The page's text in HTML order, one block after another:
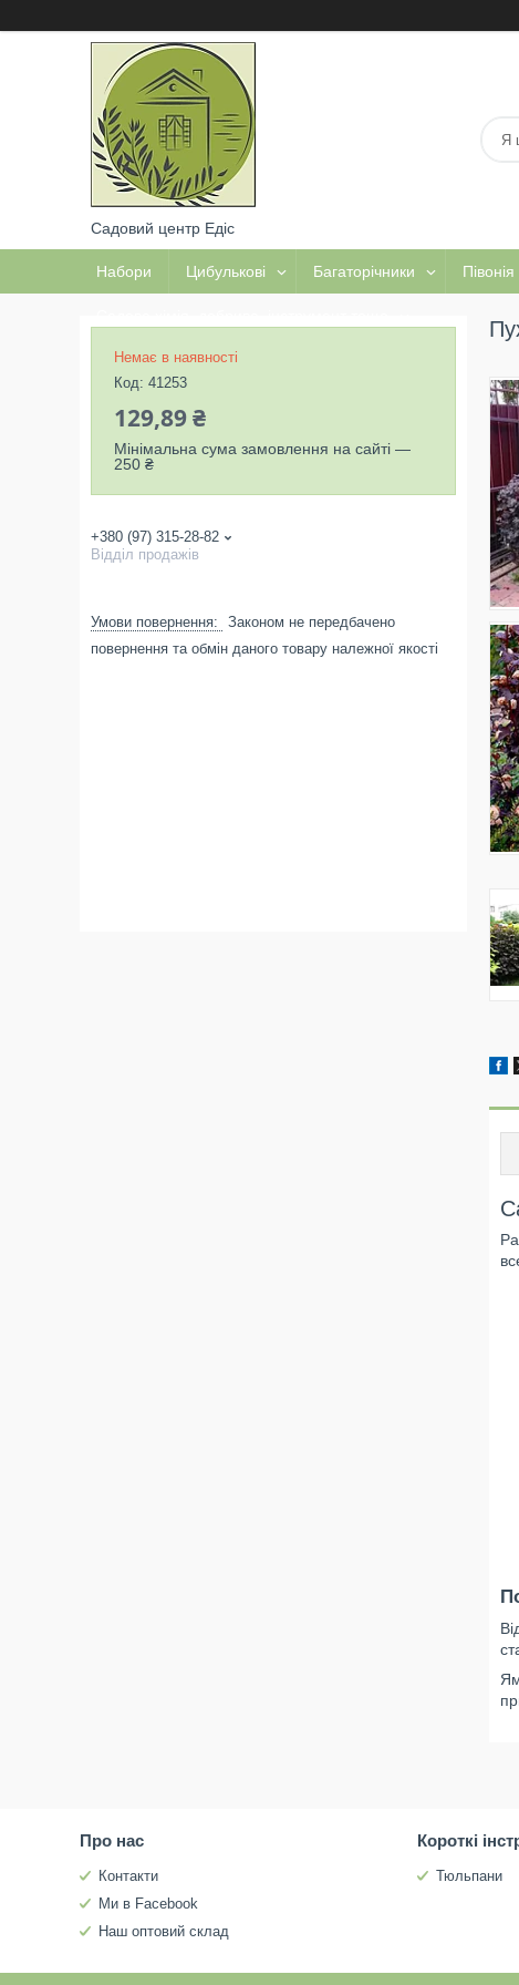
Садовий центр Едіс
Набори Цибулькові Багаторічники Півонія
Немає в наявності
Код: 41253
129,89 ₴
Мінімальна сума замовлення на сайті —
250 ₴
+380 (97) 315-28-82
Відділ продажів
Законом не передбачено
повернення та обмін даного товару належної якості
Про нас
Контакти
Ми в Facebook
Наш оптовий склад
Короткі
Тюльпани